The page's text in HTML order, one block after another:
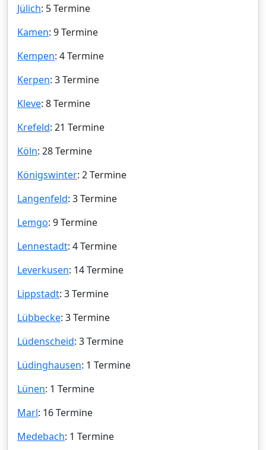
Jülich: 5 Termine
Kamen: 9 Termine
Kempen: 4 Termine
Kerpen: 3 Termine
Kleve: 8 Termine
Krefeld: 21 Termine
Köln: 28 Termine
Königswinter: 2 Termine
Langenfeld: 3 Termine
Lemgo: 9 Termine
Lennestadt: 4 Termine
Leverkusen: 14 Termine
Lippstadt: 3 Termine
Lübbecke: 3 Termine
Lüdenscheid: 3 Termine
Lüdinghausen: 1 Termine
Lünen: 1 Termine
Marl: 16 Termine
Medebach: 1 Termine